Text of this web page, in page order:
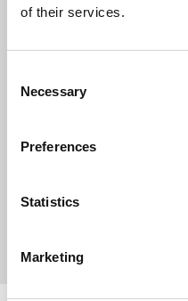
of their services.
Selection
Necessary
Preferences
Statistics
Marketing
SELECT COUNTRY